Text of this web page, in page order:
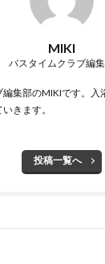
MIKI
バスタイムクラブ編
集部のMIKIです。入
きます。
投稿一覧へ